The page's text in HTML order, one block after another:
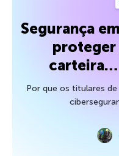
Segurança
proteger
carteira…
Por que os titulares